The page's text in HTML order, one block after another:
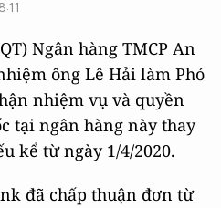
Ngân hàng TMCP An
ông Lê Hải làm Phó
nhiệm vụ và quyền
tại ngân hàng này thay
kể từ ngày 1/4/2020.
đã chấp thuận đơn từ